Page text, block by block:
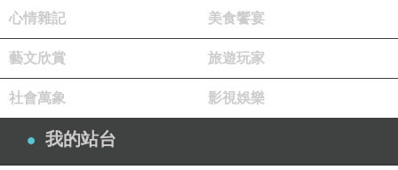
心情雜記 美食饗宴
藝文欣賞 旅遊玩家
社會萬象 影視娛樂
我的站台